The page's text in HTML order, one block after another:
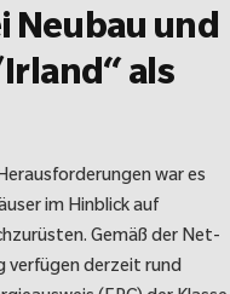
Neubau und
als
war es
im Hinblick auf
Gemäß der Net-
verfügen derzeit rund